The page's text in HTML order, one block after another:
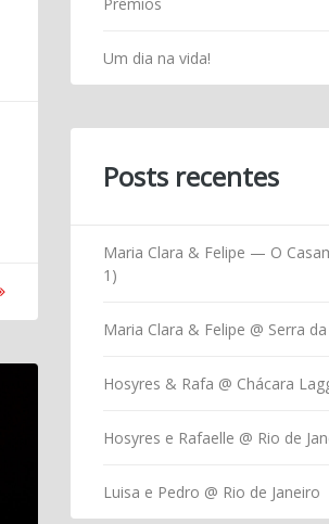
Um dia na vida!
Posts recentes
Maria Clara & Felipe — O
1)
Maria Clara & Felipe @ Serra
Hosyres & Rafa @ Chácara
Hosyres e Rafaelle @ Rio de
Luisa e Pedro @ Rio de Janeiro